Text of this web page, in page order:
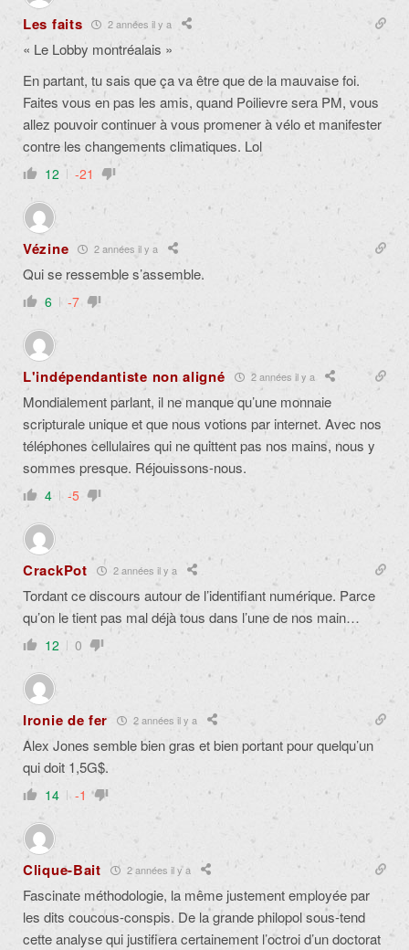
Les faits 2 années il y a
« Le Lobby montréalais »
En partant, tu sais que ça va être que de la mauvaise foi.
Faites vous en pas les amis, quand Poilievre sera PM, vous
allez pouvoir continuer à vous promener à vélo et manifester
contre les changements climatiques. Lol
12 -21
Vézine 2 années il y a
Qui se ressemble s’assemble.
6 -7
L'indépendantiste non aligné 2 années il y a
Mondialement parlant, il ne manque qu’une monnaie
scripturale unique et que nous votions par internet. Avec nos
téléphones cellulaires qui ne quittent pas nos mains, nous y
sommes presque. Réjouissons-nous.
4 -5
CrackPot 2 années il y a
Tordant ce discours autour de l’identifiant numérique. Parce
qu’on le tient pas mal déjà tous dans l’une de nos main…
12 0
Ironie de fer 2 années il y a
Alex Jones semble bien gras et bien portant pour quelqu’un
qui doit 1,5G$.
14 -1
Clique-Bait 2 années il y a
Fascinate méthodologie, la même justement employée par
les dits coucous-conspis. De la grande philopol sous-tend
cette analyse qui justifiera certainement l’octroi d’un doctorat